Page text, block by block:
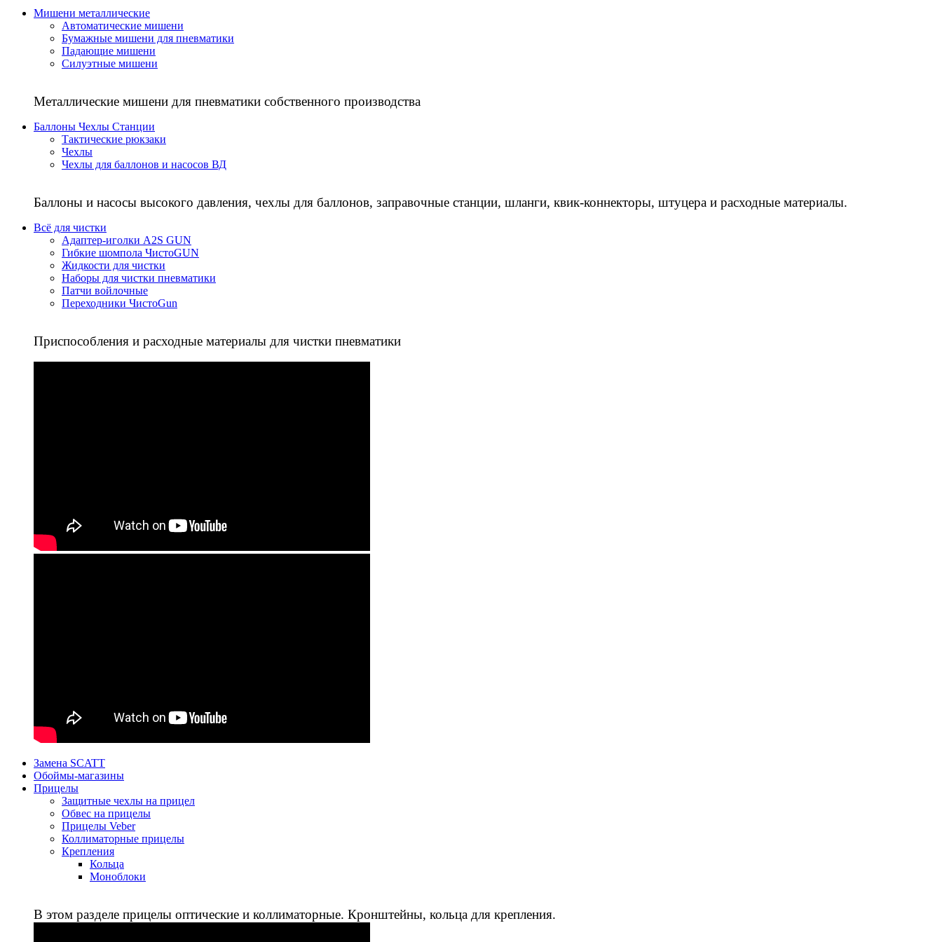
Мишени металлические
Автоматические мишени
Бумажные мишени для пневматики
Падающие мишени
Силуэтные мишени
Металлические мишени для пневматики собственного производства
Баллоны Чехлы Станции
Тактические рюкзаки
Чехлы
Чехлы для баллонов и насосов ВД
Баллоны и насосы высокого давления, чехлы для баллонов, заправочные станции, шланги, квик-коннекторы, штуцера и расходные материалы.
Всё для чистки
Адаптер-иголки A2S GUN
Гибкие шомпола ЧистоGUN
Жидкости для чистки
Наборы для чистки пневматики
Патчи войлочные
Переходники ЧистоGun
Приспособления и расходные материалы для чистки пневматики
Замена SCATT
Обоймы-магазины
Прицелы
Защитные чехлы на прицел
Обвес на прицелы
Прицелы Veber
Коллиматорные прицелы
Крепления
Кольца
Моноблоки
В этом разделе прицелы оптические и коллиматорные. Кронштейны, кольца для крепления.